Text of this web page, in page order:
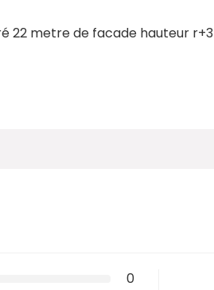
22 metre de facade hauteur r+3
0